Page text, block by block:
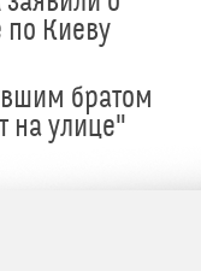
по Киеву
братом
на улице"